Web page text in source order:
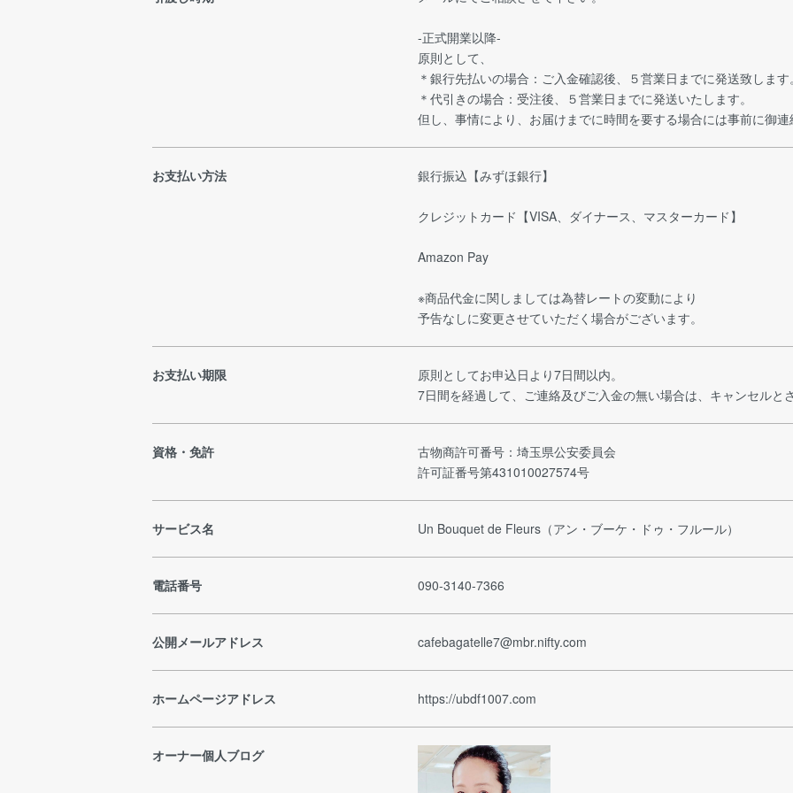
-正式開業以降-
原則として、
＊銀行先払いの場合：ご入金確認後、５営業日までに発送致します。
＊代引きの場合：受注後、５営業日までに発送いたします。
但し、事情により、お届けまでに時間を要する場合には事前に御連
お支払い方法 銀行振込【みずほ銀行】
クレジットカード【VISA、ダイナース、マスターカード】
Amazon Pay
※商品代金に関しましては為替レートの変動により
予告なしに変更させていただく場合がございます。
お支払い期限
原則としてお申込日より7日間以内。
7日間を経過して、ご連絡及びご入金の無い場合は、キャンセルと
資格・免許
古物商許可番号：埼玉県公安委員会
許可証番号第431010027574号
サービス名 Un Bouquet de Fleurs（アン・ブーケ・ドゥ・フルール）
電話番号 090-3140-7366
公開メールアドレス cafebagatelle7@mbr.nifty.com
ホームページアドレス https://ubdf1007.com
オーナー個人ブログ